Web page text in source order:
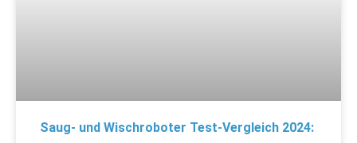
Saug- und Wischroboter Test-Vergleich 2024: